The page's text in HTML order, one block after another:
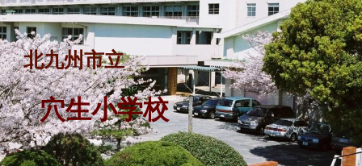
北九州市立
穴生小学校